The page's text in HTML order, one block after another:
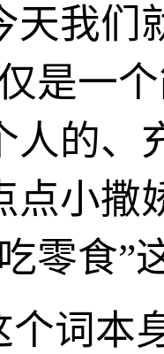
天我们
是一
人的、
点小撒
零食”
个词本